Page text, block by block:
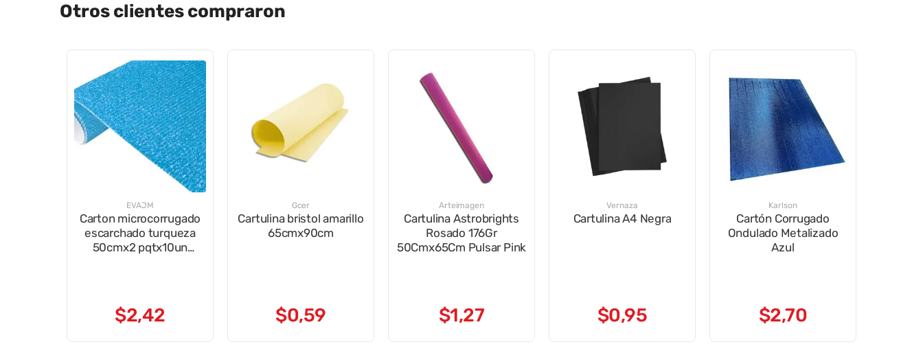
Otros clientes compraron
EVAJM
Carton microcorrugado
escarchado turqueza
50cmx2 pqtx10un
$2,42
Gcer
Cartulina bristol amarillo
65cmx90cm
$0,59
Arteimagen
Cartulina Astrobrights
Rosado 176Gr
50Cmx65Cm Pulsar Pink
$1,27
Vernaza
Cartulina A4 Negra
$0,95
Karlson
Cartón Corrugado
Ondulado Metalizado
Azul
$2,70